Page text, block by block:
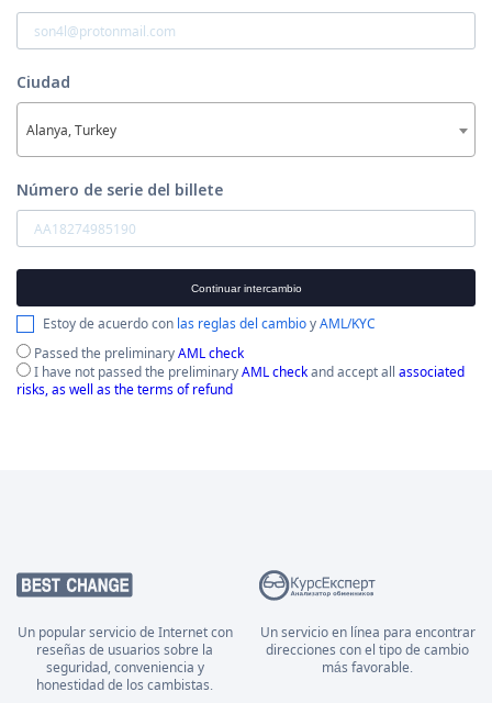
Ciudad
Alanya, Turkey
Número de serie del billete
Continuar intercambio
Estoy de acuerdo con las reglas del cambioyAML/KYC
Passed the preliminaryAML check
I have not passed the preliminaryAML checkand accept all associated
risks, as well as the terms of refund
Un popular servicio de Internet con
reseñas de usuarios sobre la
seguridad, conveniencia y
honestidad de los cambistas.
Un servicio en línea para encontrar
direcciones con el tipo de cambio
más favorable.